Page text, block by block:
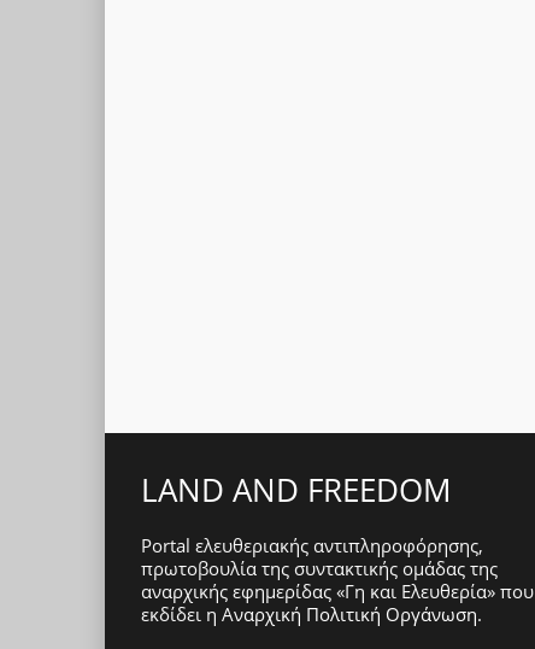
LAND AND FREEDOM
Portal ελευθεριακής αντιπληροφόρησης,
πρωτοβουλία της συντακτικής ομάδας της
αναρχικής εφημερίδας «Γη και Ελευθερία» που
εκδίδει η Αναρχική Πολιτική Οργάνωση.